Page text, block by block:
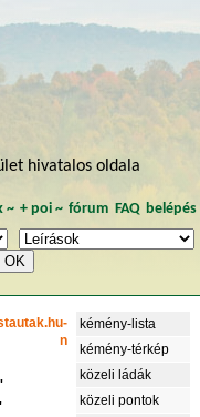
hivatalos oldala
~ + poi~ fórum FAQ belépés
n
kémény-lista
kémény-térkép
közeli ládák
közeli pontok